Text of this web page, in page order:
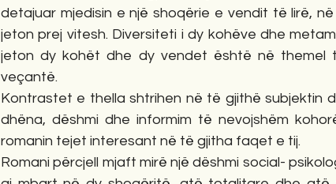
detajuar mjedisin e një shoqërie e vendit të lirë,
jeton prej vitesh. Diversiteti i dy kohëve dhe
jeton dy kohët dhe dy vendet është në
veçantë.
Kontrastet e thella shtrihen në të gjithë subjektin
dhëna, dëshmi dhe informim të nevojshëm
romanin tejet interesant në të gjitha faqet e tij.
Romani përcjell mjaft mirë një dëshmi social-